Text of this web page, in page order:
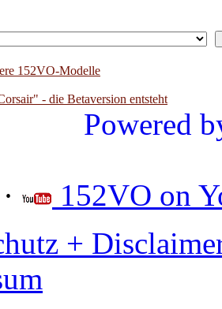
152VO-Modelle
- die Betaversion entsteht
Powered
·
152VO on
+